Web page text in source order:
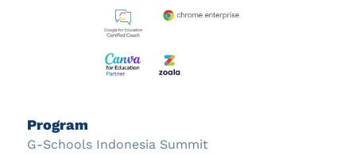
Program
G-Schools Indonesia Summit